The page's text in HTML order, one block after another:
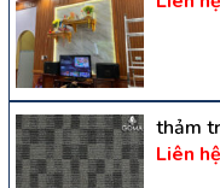
thảm
Liên hệ